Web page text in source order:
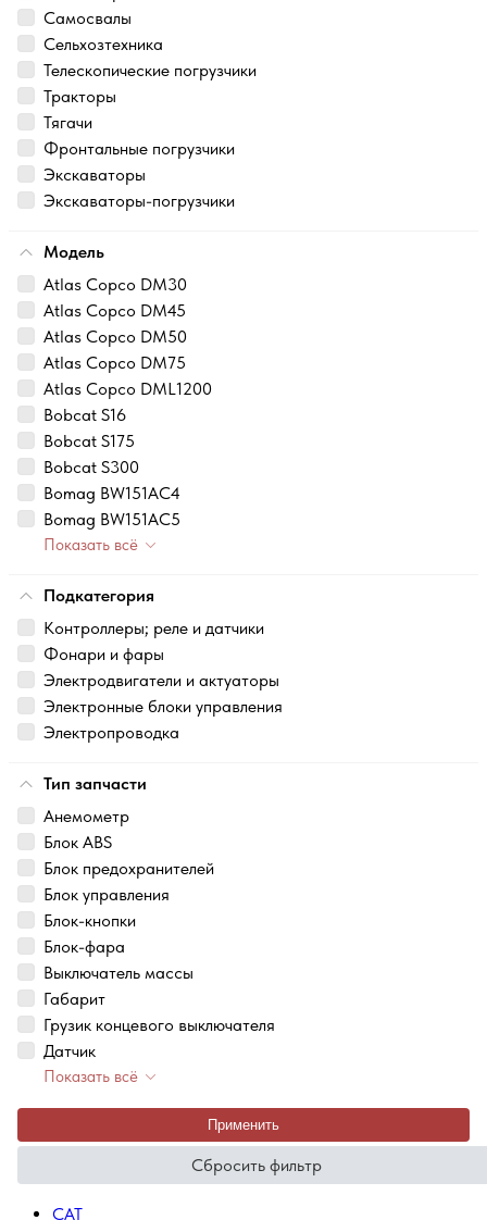
Самосвалы
Сельхозтехника
Телескопические погрузчики
Тракторы
Тягачи
Фронтальные погрузчики
Экскаваторы
Экскаваторы-погрузчики
Модель
Atlas Copco DM30
Atlas Copco DM45
Atlas Copco DM50
Atlas Copco DM75
Atlas Copco DML1200
Bobcat S16
Bobcat S175
Bobcat S300
Bomag BW151AC4
Bomag BW151AC5
Показать всё
Подкатегория
Контроллеры; реле и датчики
Фонари и фары
Электродвигатели и актуаторы
Электронные блоки управления
Электропроводка
Тип запчасти
Анемометр
Блок ABS
Блок предохранителей
Блок управления
Блок-кнопки
Блок-фара
Выключатель массы
Габарит
Грузик концевого выключателя
Датчик
Показать всё
Применить
Сбросить фильтр
CAT